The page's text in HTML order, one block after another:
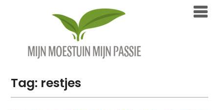
Tag: restjes